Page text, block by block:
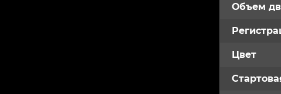
Объем
Цвет